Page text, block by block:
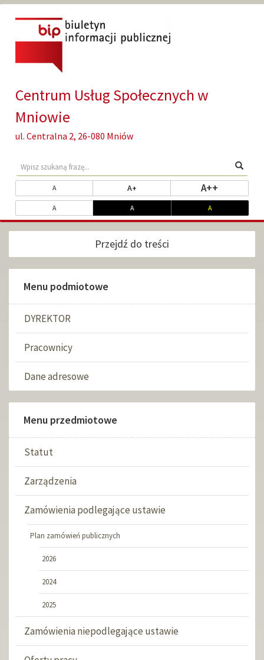
treści
wyszukiwarki
Centrum Usług Społecznych w
Mniowie
ul. Centralna 2, 26-080 Mniów
Wyszukaj
na
rozmiar
Austaw standardowy rozmiar tekstu
A+ustaw powiększony rozmiar
A++
kontrast
Austaw kontrast standardowy
Austaw kontrast biały na czarnym
Austaw kontrast
Przejdź do treści
Menu podmiotowe
DYREKTOR
Pracownicy
Dane adresowe
Menu przedmiotowe
Statut
Zarządzenia
Zamówienia podlegające ustawie
Plan zamówień publicznych
2026
2024
2025
Zamówienia niepodlegające ustawie